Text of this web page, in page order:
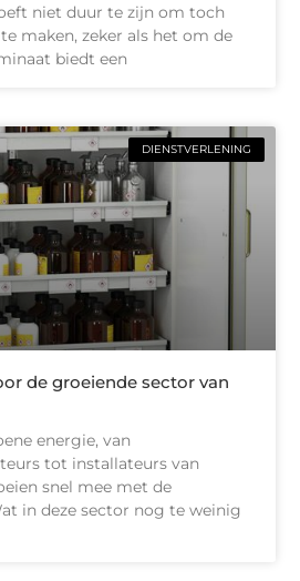
niet duur te zijn om toch
maken, zeker als het om de
biedt een
DIENSTVERLENING
de groeiende sector van
energie, van
tot installateurs van
snel mee met de
in deze sector nog te weinig